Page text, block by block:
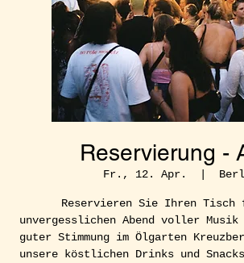
Reservierung -
Fr., 12. Apr.
  |
Reservieren Sie Ihren Tisch
unvergesslichen Abend voller
guter Stimmung im Ölgarten
unsere köstlichen Drinks und